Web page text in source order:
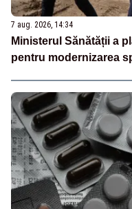
7 aug. 2026, 14:34
Ministerul Sănătății a
pentru modernizarea